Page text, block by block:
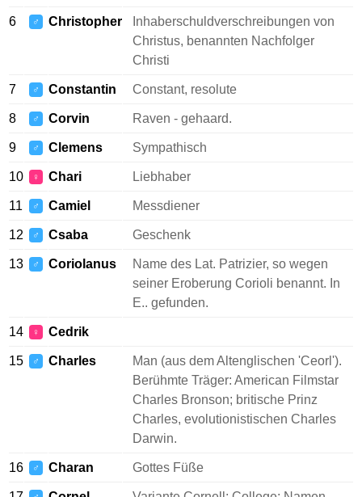
6 ♂ Christopher
Inhaberschuldverschreibungen von
Christus, benannten Nachfolger
Christi
7 ♂ Constantin Constant, resolute
8 ♂ Corvin Raven - gehaard.
9 ♂ Clemens Sympathisch
10 ♀ Chari Liebhaber
11 ♂ Camiel Messdiener
12 ♂ Csaba Geschenk
13 ♂ Coriolanus
Name des Lat. Patrizier, so wegen
seiner Eroberung Corioli benannt. In
E.. gefunden.
14 ♀ Cedrik
15 ♂ Charles
Man (aus dem Altenglischen 'Ceorl').
Berühmte Träger: American Filmstar
Charles Bronson; britische Prinz
Charles, evolutionistischen Charles
Darwin.
16 ♂ Charan Gottes Füße